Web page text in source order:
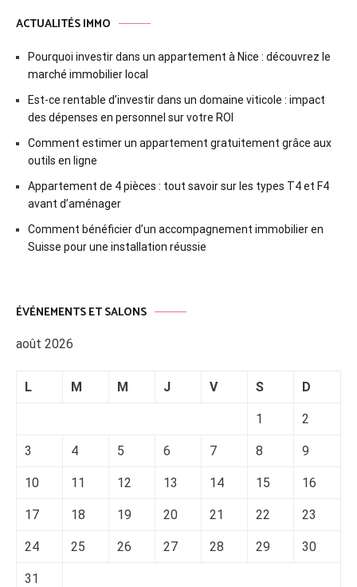
ACTUALITÉS IMMO
Pourquoi investir dans un appartement à Nice : découvrez le
marché immobilier local
Est-ce rentable d’investir dans un domaine viticole : impact
des dépenses en personnel sur votre ROI
Comment estimer un appartement gratuitement grâce aux
outils en ligne
Appartement de 4 pièces : tout savoir sur les types T4 et F4
avant d’aménager
Comment bénéficier d’un accompagnement immobilier en
Suisse pour une installation réussie
ÉVÉNEMENTS ET SALONS
août 2026
L M M J V S D
1 2
3 4 5 6 7 8 9
10 11 12 13 14 15 16
17 18 19 20 21 22 23
24 25 26 27 28 29 30
31